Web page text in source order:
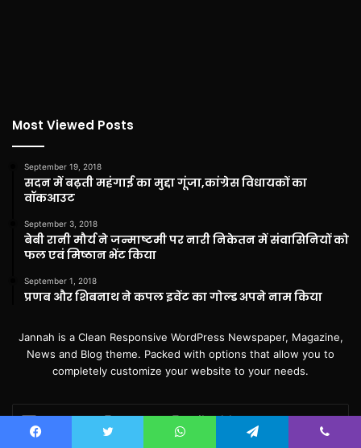
Most Viewed Posts
September 19, 2018
सदन में बढ़ती महंगाई का मुद्दा गूंजा,कांग्रेस विधायकों का
वॉकआउट
September 3, 2018
बेबी रानी मौर्य ने जन्माष्टमी पर नारी निकेतन में संवासिनियों को
फल एवं मिष्ठान भेंट किया
September 1, 2018
प्रणब और शिबनाथ ने कपल इवेंट का गोल्ड अपने नाम किया
Jannah is a Clean Responsive WordPress Newspaper, Magazine,
News and Blog theme. Packed with options that allow you to
completely customize your website to your needs.
Enter
your